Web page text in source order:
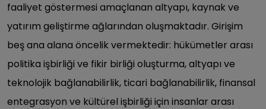
faaliyet göstermesi amaçlanan altyapı, kaynak ve
yatırım geliştirme ağlarından oluşmaktadır. Girişim
beş ana alana öncelik vermektedir: hükümetler arası
politika işbirliği ve fikir birliği oluşturma, altyapı ve
teknolojik bağlanabilirlik, ticari bağlanabilirlik, finansal
entegrasyon ve kültürel işbirliği için insanlar arası